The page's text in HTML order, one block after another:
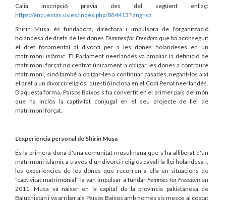
Calia inscripció prèvia des del següent enllaç:
https://encuestas.uv.es/index.php/884413?lang=ca
Shirin Musa és fundadora, directora i impulsora de l'organització
holandesa de drets de les dones Femmes for Freedom que ha aconseguit
el dret fonamental al divorci per a les dones holandeses en un
matrimoni islàmic. El Parlament neerlandés va ampliar la definició de
matrimoni forçat no centrat únicament a obligar les dones a contraure
matrimoni, sinó també a obligar-les a continuar casades, negant-los així
el dret a un divorci religiós, qüestió inclosa en el Codi Penal neerlandés.
D'aquesta forma, Països Baixos s'ha convertit en el primer país del món
que ha inclòs la captivitat conjugal en el seu projecte de llei de
matrimoni forçat.
L'experiència personal de Shirin Musa
És la primera dona d'una comunitat musulmana que s'ha alliberat d'un
matrimoni islàmic a través d'un divorci religiós davall la llei holandesa i,
les experiències de les dones que recorren a ella en situacions de
"captivitat matrimonial" la van impulsar a fundar Femmes for Freedomen
2011. Musa va nàixer en la capital de la província pakistanesa de
Baluchistán i va arribar als Països Baixos amb només sis mesos al costat